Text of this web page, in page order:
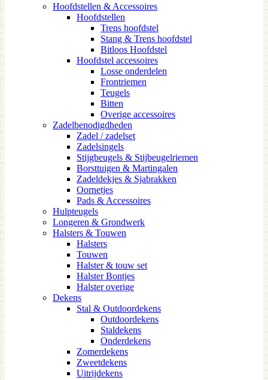
Hoofdstellen & Accessoires
Hoofdstellen
Trens hoofdstel
Stang & Trens hoofdstel
Bitloos Hoofdstel
Hoofdstel accessoires
Losse onderdelen
Frontriemen
Teugels
Bitten
Overige accessoires
Zadelbenodigdheden
Zadel / zadelset
Zadelsingels
Stijgbeugels & Stijbeugelriemen
Borsttuigen & Martingalen
Zadeldekjes & Sjabrakken
Oornetjes
Pads & Accessoires
Hulpteugels
Longeren & Grondwerk
Halsters & Touwen
Halsters
Touwen
Halster & touw set
Halster Bontjes
Halster overige
Dekens
Stal & Outdoordekens
Outdoordekens
Staldekens
Onderdekens
Zomerdekens
Zweetdekens
Uitrijdekens